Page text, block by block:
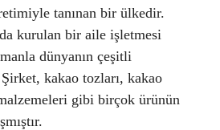
tanınan bir ülkedir.
kurulan bir aile işletmesi
dünyanın çeşitli
kakao tozları, kakao
gibi birçok ürünün